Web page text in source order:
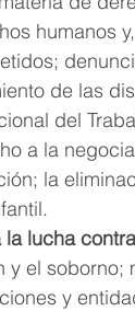
humanos
de las
del
a la
la
la lucha
y el
y